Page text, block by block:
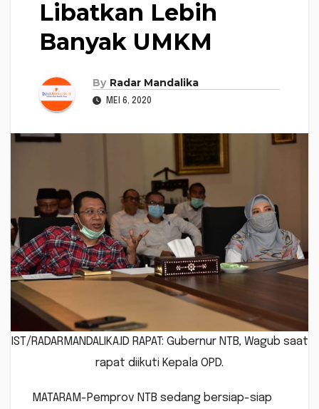
Libatkan Lebih
Banyak UMKM
By Radar Mandalika
MEI 6, 2020
IST/RADARMANDALIKA.ID RAPAT: Gubernur NTB, Wagub saat
rapat diikuti Kepala OPD.
MATARAM-Pemprov NTB sedang bersiap-siap